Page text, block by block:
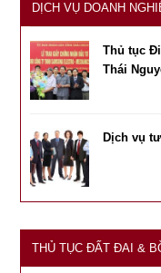
DỊCH VỤ DOANH
Thủ tục
Thái
Dịch vụ
THỦ TỤC ĐẤT ĐAI &